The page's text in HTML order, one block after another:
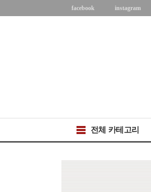
facebook instagram
전체 카테고리